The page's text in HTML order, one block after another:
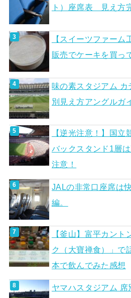
ト）座席表 見え方
【スイーツファーム
販売でケーキを買っ
味の素スタジアム
別見え方アングルガ
【逆光注意！】国立
バックスタンド1層
注意！
JALの非常口座席は
編。
【釜山】富平カント
ク（大寶禅食）」で
本で飲んでみた感想
ヤマハスタジアム